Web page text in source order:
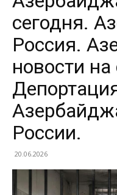
сегодня.
Россия.
новости на
России.
20.06.2026